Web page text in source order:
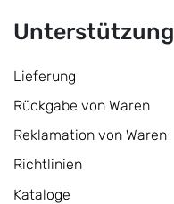
Unterstützung
Lieferung
Rückgabe von Waren
Reklamation von Waren
Richtlinien
Kataloge